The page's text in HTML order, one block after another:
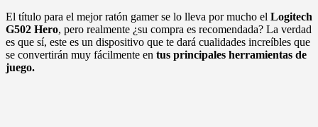
El título para el mejor ratón gamer se lo lleva por mucho el Logitech
G502 Hero, pero realmente ¿su compra es recomendada? La verdad
es que sí, este es un dispositivo que te dará cualidades increíbles que
se convertirán muy fácilmente en tus principales herramientas de
juego.